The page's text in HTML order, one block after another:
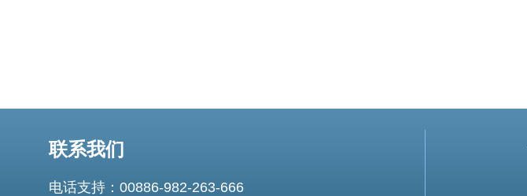
联系我们
电话支持：00886-982-263-666